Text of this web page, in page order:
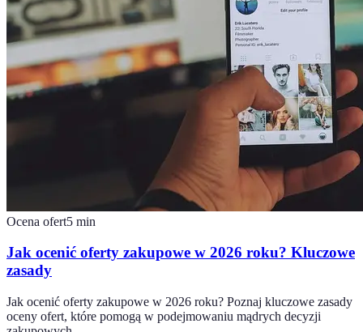
Ocena ofert5 min
Jak ocenić oferty zakupowe w 2026 roku? Kluczowe
zasady
Jak ocenić oferty zakupowe w 2026 roku? Poznaj kluczowe zasady
oceny ofert, które pomogą w podejmowaniu mądrych decyzji